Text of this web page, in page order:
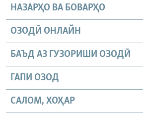
НАЗАРҲО ВА БОВАРҲО
ОЗОДӢ ОНЛАЙН
БАЪД АЗ ГУЗОРИШИ ОЗОДӢ
ГАПИ ОЗОД
САЛОМ, ХОҲАР